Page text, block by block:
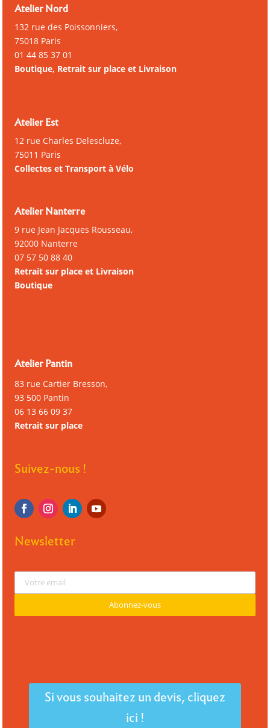
Atelier Nord
132 rue des Poissonniers,
75018 Paris
01 44 85 37 01
Boutique, Retrait sur place et Livraison
Atelier Est
12 rue Charles Delescluze,
75011 Paris
Collectes et Transport à Vélo
Atelier Nanterre
9 rue Jean Jacques Rousseau,
92000 Nanterre
07 57 50 88 40
Retrait sur place et Livraison
Boutique
Atelier Pantin
83 rue Cartier Bresson,
93 500 Pantin
06 13 66 09 37
Retrait sur place
Suivez-nous !
Newsletter
Si vous souhaitez un devis, cliquez
ici !